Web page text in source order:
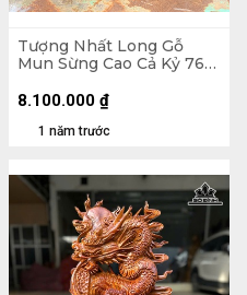
Tượng Nhất Long Gỗ
Mun Sừng Cao Cả Kỷ 76
Kỷ Cao 10 (cm)
1 năm trước
8.100.000 ₫